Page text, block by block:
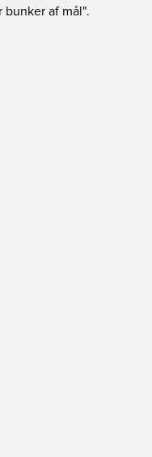
bunker af mål".